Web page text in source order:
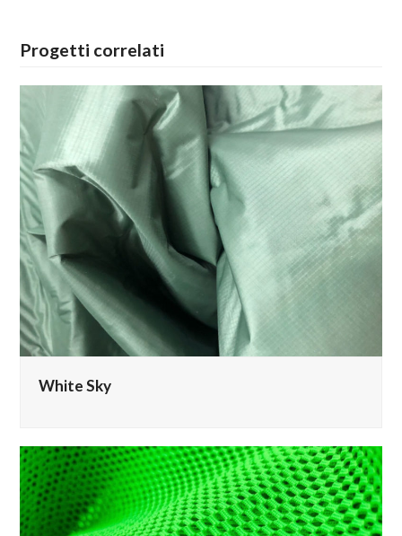
Progetti correlati
White Sky